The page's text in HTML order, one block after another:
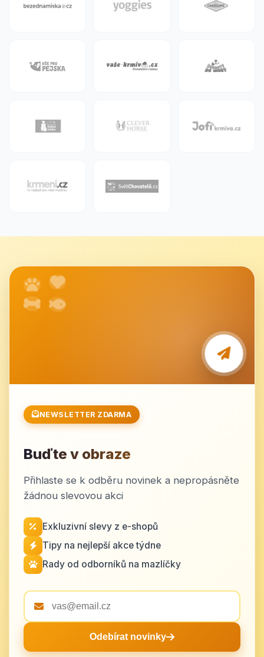
NEWSLETTER ZDARMA
Buďte v obraze
Přihlaste se k odběru novinek a nepropásněte
žádnou slevovou akci
Exkluzivní slevy z e-shopů
Tipy na nejlepší akce týdne
Rady od odborníků na mazlíčky
Odebírat novinky